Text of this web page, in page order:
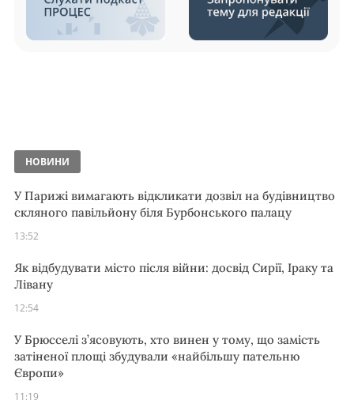
НОВИНИ
У Парижі вимагають відкликати дозвіл на будівництво
скляного павільйону біля Бурбонського палацу
13:52
Як відбудувати місто після війни: досвід Сирії, Іраку та
Лівану
12:54
У Брюсселі з’ясовують, хто винен у тому, що замість
затіненої площі збудували «найбільшу пательню
Європи»
11:19